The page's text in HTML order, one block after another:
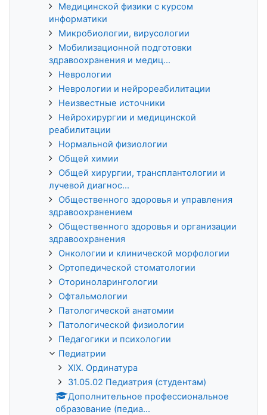
Медицинской физики с курсом
информатики
Микробиологии, вирусологии
Мобилизационной подготовки
здравоохранения и медиц...
Неврологии
Неврологии и нейрореабилитации
Неизвестные источники
Нейрохирургии и медицинской
реабилитации
Нормальной физиологии
Общей химии
Общей хирургии, трансплантологии и
лучевой диагнос...
Общественного здоровья и управления
здравоохранением
Общественного здоровья и организации
здравоохранения
Онкологии и клинической морфологии
Ортопедической стоматологии
Оториноларингологии
Офтальмологии
Патологической анатомии
Патологической физиологии
Педагогики и психологии
Педиатрии
XIX. Ординатура
31.05.02 Педиатрия (студентам)
Дополнительное профессиональное
образование (педиа...